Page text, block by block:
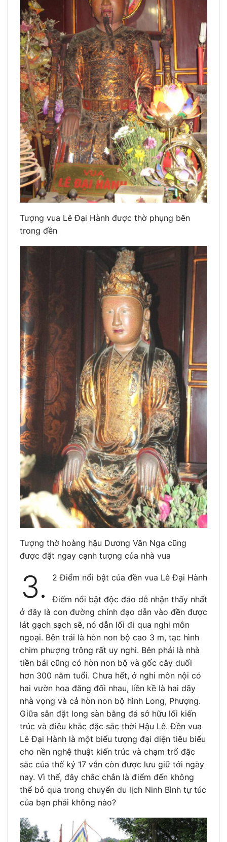
Tượng vua Lê Đại Hành được thờ phụng bên
trong đền
Tượng thờ hoàng hậu Dương Vân Nga cũng
được đặt ngay cạnh tượng của nhà vua
3. 2 Điểm nổi bật của đền vua Lê Đại Hành
Điểm nổi bật độc đáo dễ nhận thấy nhất
ở đây là con đường chính đạo dẫn vào đền được
lát gạch sạch sẽ, nó dẫn lối đi qua nghi môn
ngoại. Bên trái là hòn non bộ cao 3 m, tạc hình
chim phượng trông rất uy nghi. Bên phải là nhà
tiền bái cũng có hòn non bộ và gốc cây duối
hơn 300 năm tuổi. Chưa hết, ở nghi môn nội có
hai vườn hoa đăng đối nhau, liền kề là hai dãy
nhà vọng và cả hòn non bộ hình Long, Phượng.
Giữa sân đặt long sàn bằng đá sở hữu lối kiến
trúc và điêu khắc đặc sắc thời Hậu Lê. Đền vua
Lê Đại Hành là một biểu tượng đại diện tiêu biểu
cho nền nghệ thuật kiến trúc và chạm trổ đặc
sắc của thế kỷ 17 vẫn còn được lưu giữ tới ngày
nay. Vì thế, đây chắc chắn là điểm đến không
thể bỏ qua trong chuyến du lịch Ninh Bình tự túc
của bạn phải không nào?